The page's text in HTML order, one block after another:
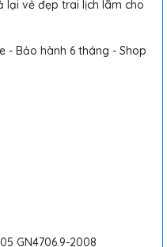
lại vẻ đẹp trai lịch lãm cho
GN4706.9-2008